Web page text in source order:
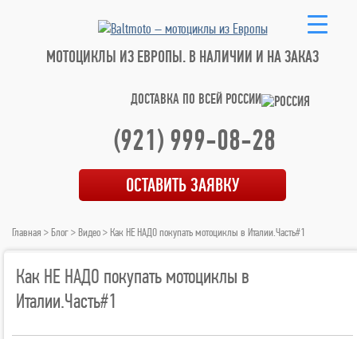
МОТОЦИКЛЫ ИЗ ЕВРОПЫ. В НАЛИЧИИ И НА ЗАКАЗ
ДОСТАВКА ПО ВСЕЙ РОССИИ
(921) 999-08-28
ОСТАВИТЬ ЗАЯВКУ
Главная >Блог> Видео> Как НЕ НАДО покупать мотоциклы в Италии.Часть#1
Как НЕ НАДО покупать мотоциклы в
Италии.Часть#1